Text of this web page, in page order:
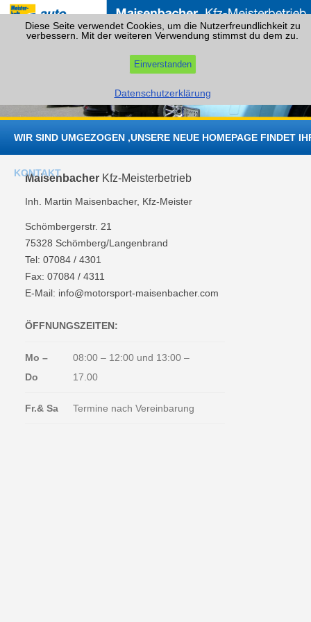
Inhalt
springen
WIR SIND UMGEZOGEN ,UNSERE NEUE HOMEPAGE FINDET
KONTAKT
Maisenbacher Kfz-Meisterbetrieb
Inh. Martin Maisenbacher, Kfz-Meister
Schömbergerstr. 21
75328 Schömberg/Langenbrand
Tel: 07084 / 4301
Fax: 07084 / 4311
E-Mail: info@motorsport-maisenbacher.com
ÖFFNUNGSZEITEN:
Mo –
Do
08:00 – 12:00 und 13:00 –
17.00
Fr.& Sa Termine nach Vereinbarung
Diese Seite verwendet Cookies, um die Nutzerfreundlichkeit zu
verbessern. Mit der weiteren Verwendung stimmst du dem zu.
Einverstanden
Datenschutzerklärung